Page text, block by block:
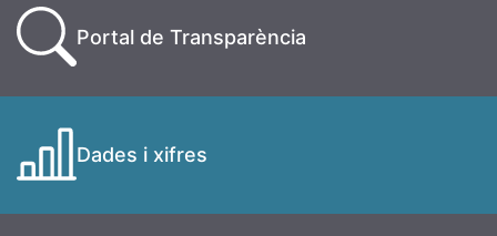
Portal de Transparència
Dades i xifres